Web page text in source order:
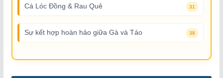
Cá Lóc Đồng & Rau Quê 31
Sự kết hợp hoàn hảo giữa Gà và Táo 38